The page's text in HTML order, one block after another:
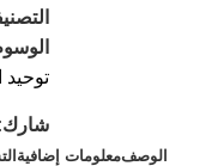
توحيد
الوصفمعلومات إضافية